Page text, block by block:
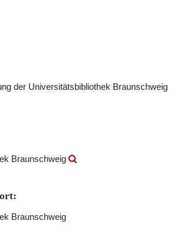
der Universitätsbibliothek Braunschweig
Braunschweig
Braunschweig